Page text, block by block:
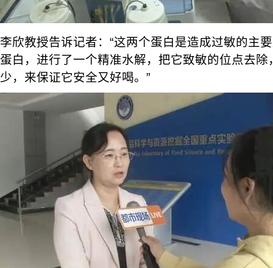
李欣教授告诉记者：“这两个蛋白是造成过敏的主
蛋白，进行了一个精准水解，把它致敏的位点去
少，来保证它安全又好喝。”